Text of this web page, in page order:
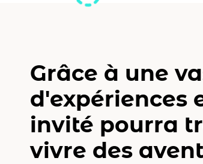
Grâce à une
d'expériences
invité pourra
vivre des